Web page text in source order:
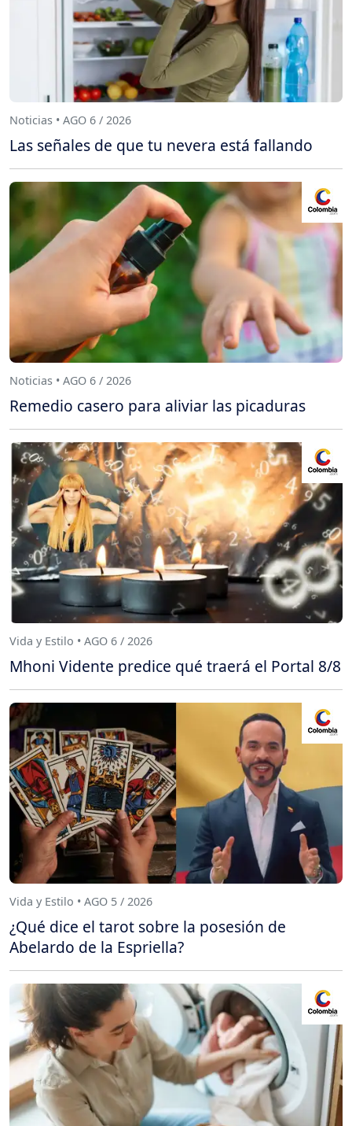
Noticias • AGO 6 / 2026
Las señales de que tu nevera está fallando
Noticias • AGO 6 / 2026
Remedio casero para aliviar las picaduras
Vida y Estilo • AGO 6 / 2026
Mhoni Vidente predice qué traerá el Portal 8/8
Vida y Estilo • AGO 5 / 2026
¿Qué dice el tarot sobre la posesión de
Abelardo de la Espriella?